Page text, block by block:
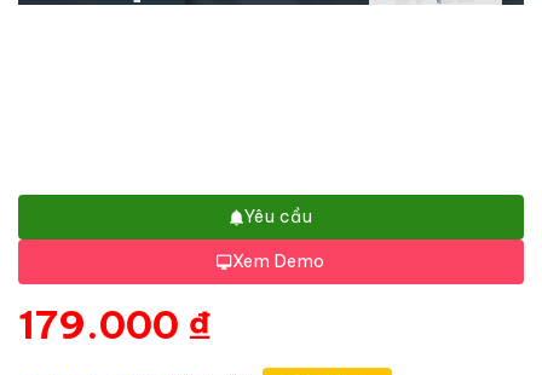
Yêu cầu
Xem Demo
179.000 ₫